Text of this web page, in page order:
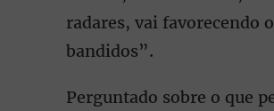
radares, vai favorecendo
bandidos”.
Perguntado sobre o que